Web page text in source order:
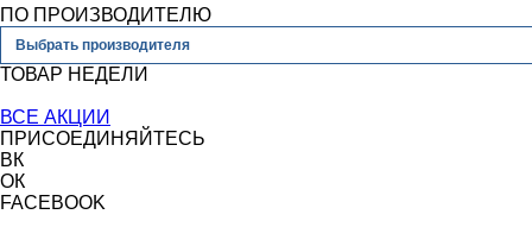
ПО ПРОИЗВОДИТЕЛЮ
Выбрать производителя
ТОВАР НЕДЕЛИ
ВСЕ АКЦИИ
ПРИСОЕДИНЯЙТЕСЬ
ВК
ОК
FACEBOOK